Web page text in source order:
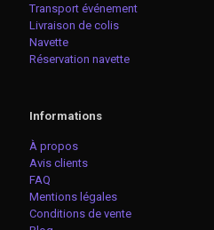
Transport événement
Livraison de colis
Navette
Réservation navette
Informations
À propos
Avis clients
FAQ
Mentions légales
Conditions de vente